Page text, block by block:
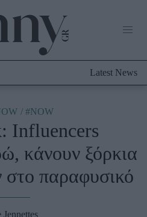
Latest News
#NOW
Influencers
κάνουν ξόρκια
στο παραφυσικό
Jennettes